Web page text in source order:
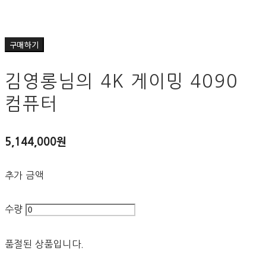
구매하기
김영롱님의 4K 게이밍 4090
컴퓨터
5,144,000원
추가 금액
수량
품절된 상품입니다.